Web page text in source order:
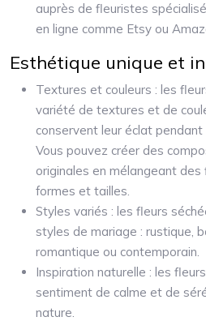
auprès de fleuristes
en ligne comme Etsy ou
Esthétique unique et
Textures et couleurs : les
variété de textures et de
conservent leur éclat
Vous pouvez créer des
originales en mélangeant
formes et tailles.
Styles variés : les fleurs
styles de mariage : rustique,
romantique ou contemporain.
Inspiration naturelle : les
sentiment de calme et de
nature.